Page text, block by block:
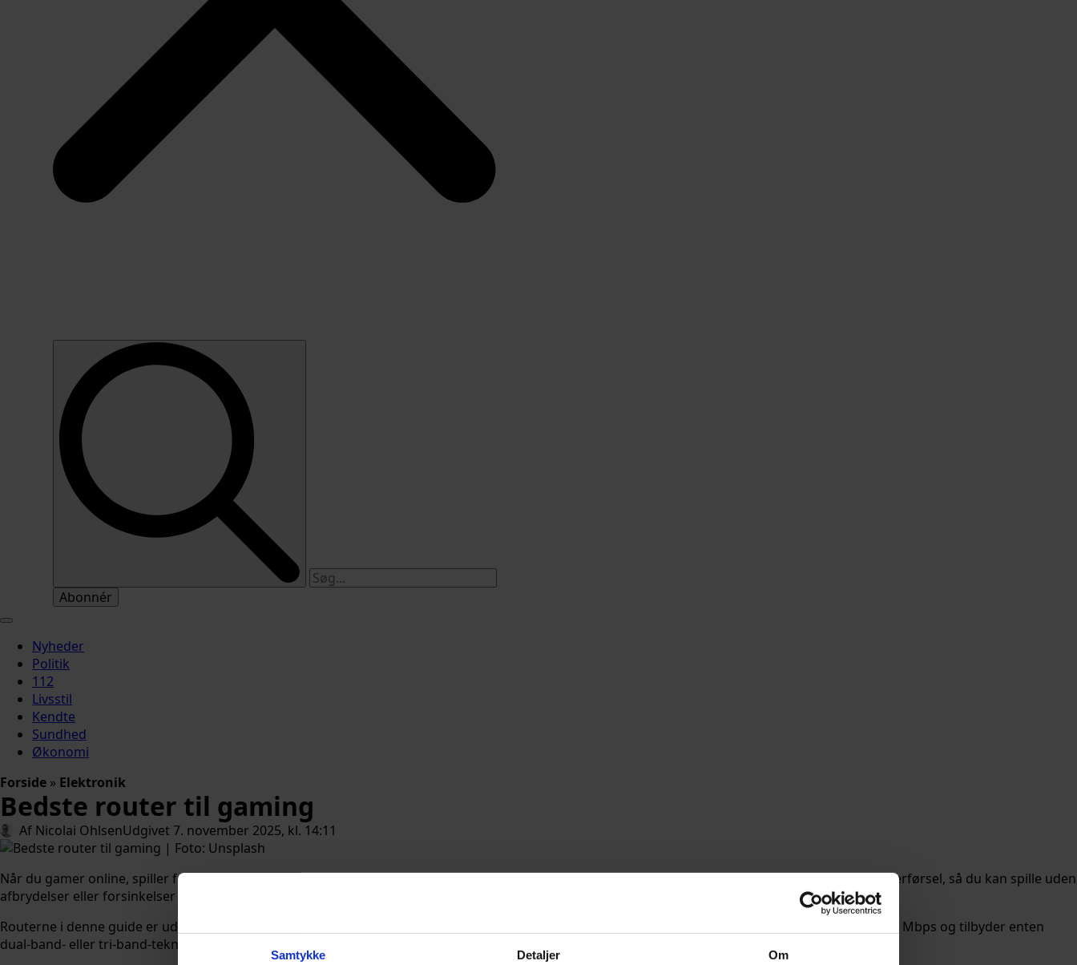
Samtykke Detaljer Om
Abonnér
Nyheder
Politik
112
Livsstil
Kendte
Sundhed
Økonomi
Forside » Elektronik
Bedste router til gaming
Af Nicolai OhlsenUdgivet 7. november 2025, kl. 14:11
Når du gamer online, spiller forbindelsen en afgørende rolle for oplevelsen. En kraftfuld router sikrer stabilt signal, lav forsinkelse og hurtig dataoverførsel, så du kan spille uden
afbrydelser eller forsinkelser under intense kampe.
Routerne i denne guide er udvalgt ud fra nøje vurderede tekniske kriterier. De understøtter mindst Wi-Fi 6, har trådløse hastigheder på mindst 1.000 Mbps og tilbyder enten
dual-band- eller tri-band-teknologi for at sikre en optimal ydeevne.